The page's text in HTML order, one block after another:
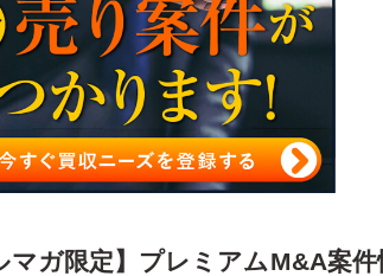
マガ限定】プレミアムM&A案